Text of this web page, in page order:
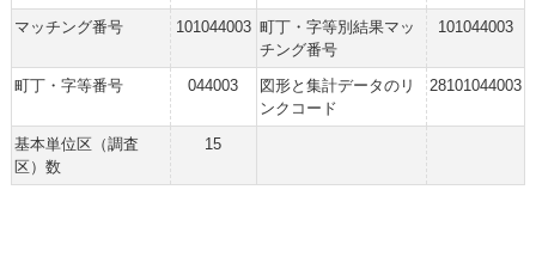
マッチング番号 101044003 町丁・字等別結果マッ
チング番号
101044003
町丁・字等番号 044003
図形と集計データのリ
ンクコード
28101044003
基本単位区（調査
区）数
15